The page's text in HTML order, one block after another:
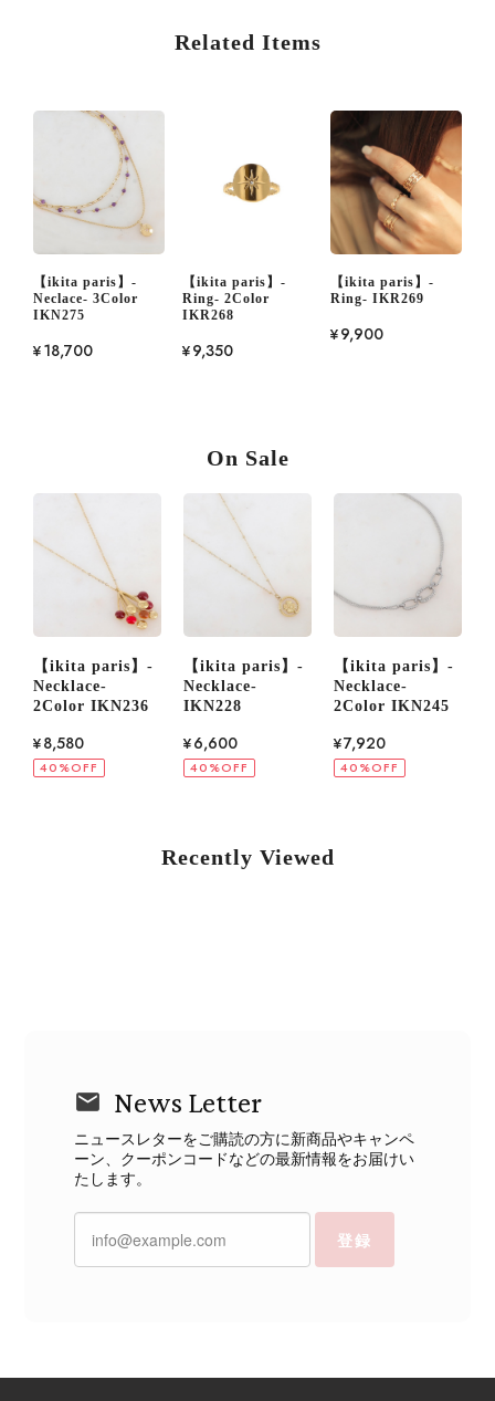
Related Items
【ikita paris】-
Neclace- 3Color
IKN275
¥18,700
【ikita paris】-
Ring- 2Color
IKR268
¥9,350
【ikita paris】-
Ring- IKR269
¥9,900
On Sale
】-
【ikita paris】-
Necklace-
IKN228
【ikita paris】-
Necklace-
2Color IKN245
【ikita
Necklace-
IKN247
Recently Viewed
News Letter
ニュースレターをご購読の方に新商品やキャンペ
ーン、クーポンコードなどの最新情報をお届けい
たします。
登録